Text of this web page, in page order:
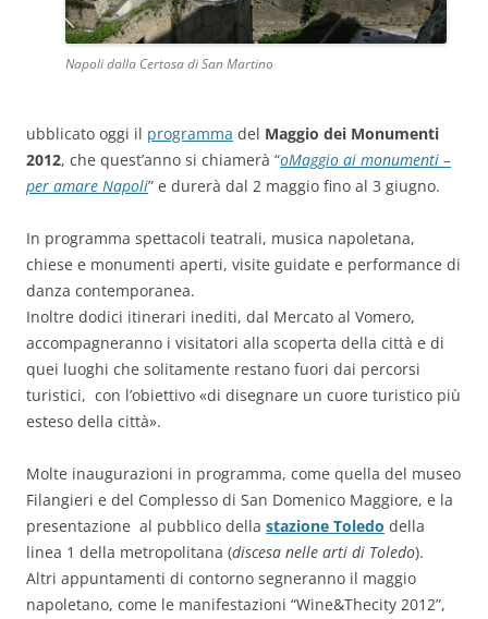
Napoli dalla Certosa di San Martino
ubblicato oggi il programma del Maggio dei Monumenti
2012, che quest’anno si chiamerà “oMaggio ai monumenti –
per amare Napoli” e durerà dal 2 maggio fino al 3 giugno.
In programma spettacoli teatrali, musica napoletana,
chiese e monumenti aperti, visite guidate e performance di
danza contemporanea.
Inoltre dodici itinerari inediti, dal Mercato al Vomero,
accompagneranno i visitatori alla scoperta della città e di
quei luoghi che solitamente restano fuori dai percorsi
turistici, con l’obiettivo «di disegnare un cuore turistico più
esteso della città».
Molte inaugurazioni in programma, come quella del museo
Filangieri e del Complesso di San Domenico Maggiore, e la
presentazione al pubblico della stazione Toledo della
linea 1 della metropolitana (discesa nelle arti di Toledo).
Altri appuntamenti di contorno segneranno il maggio
napoletano, come le manifestazioni “Wine&Thecity 2012”,